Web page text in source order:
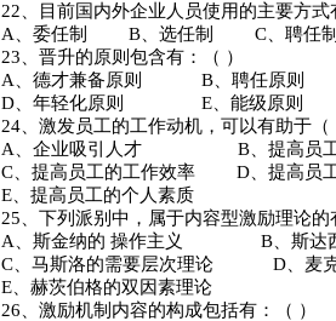
22、目前国内外企业人员使用的主要方式
A、委任制 B、选任制 C、聘
23、晋升的原则包含有：（ ）
A、德才兼备原则 B、聘任原则
D、年轻化原则 E、能级原则
24、激发员工的工作动机，可以有助于（
A、企业吸引人才 B、提高员工
C、提高员工的工作效率 D、提高员
E、提高员工的个人素质
25、下列派别中，属于内容型激励理论的
A、斯金纳的 操作主义 B、斯达西·
C、马斯洛的需要层次理论 D、麦克
E、赫茨伯格的双因素理论
26、激励机制内容的构成包括有：（ ）